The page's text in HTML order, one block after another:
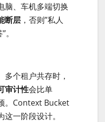
脑、车机多端切换
断层 ，否则”私人
个租户共存时，
审计性会比单
。Context Bucket
一阶段设计。